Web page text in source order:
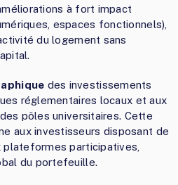
à fort impact
espaces fonctionnels),
du logement sans
des investissements
réglementaires locaux et aux
pôles universitaires. Cette
aux investisseurs disposant de
participatives,
du portefeuille.